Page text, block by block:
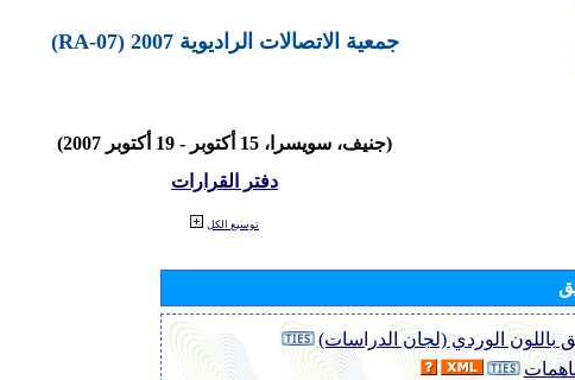
جمعية الاتصالات الراديوية 2007 (RA-07)
(جنيف، سويسرا، 15 أكتوبر - 19 أكتوبر 2007)
دفتر القرارات
توسيع الكل
باللون الوردي (لجان الدراسات)